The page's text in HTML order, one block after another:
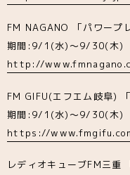
FM NAGANO 「パワープ
期間:9/1(水)～9/30(木)
http://
FM GIFU(エフエム岐阜)
期間:9/1(水)～9/30(木)
https://
レディオキューブFM三重